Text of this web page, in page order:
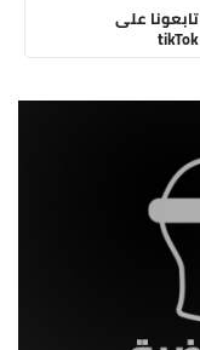
تابعونا على
tikTok